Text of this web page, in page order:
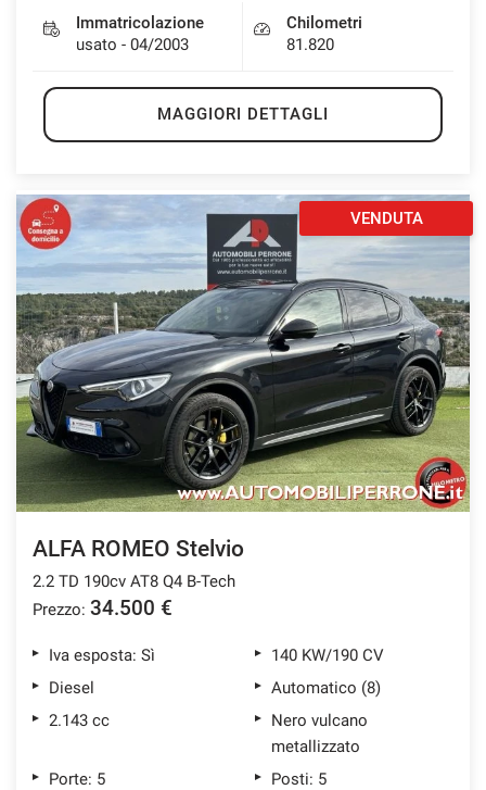
Immatricolazione
usato - 04/2003
Chilometri
81.820
MAGGIORI DETTAGLI
VENDUTA
ALFA ROMEO Stelvio
2.2 TD 190cv AT8 Q4 B-Tech
Prezzo: 34.500 €
Iva esposta: Sì
140 KW/190 CV
Diesel
Automatico (8)
2.143 cc
Nero vulcano
metallizzato
Porte: 5
Posti: 5